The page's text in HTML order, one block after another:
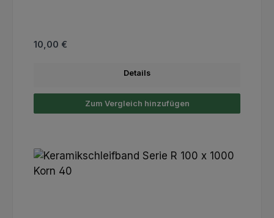
Regulärer Preis:
10,00 €
Details
Zum Vergleich hinzufügen